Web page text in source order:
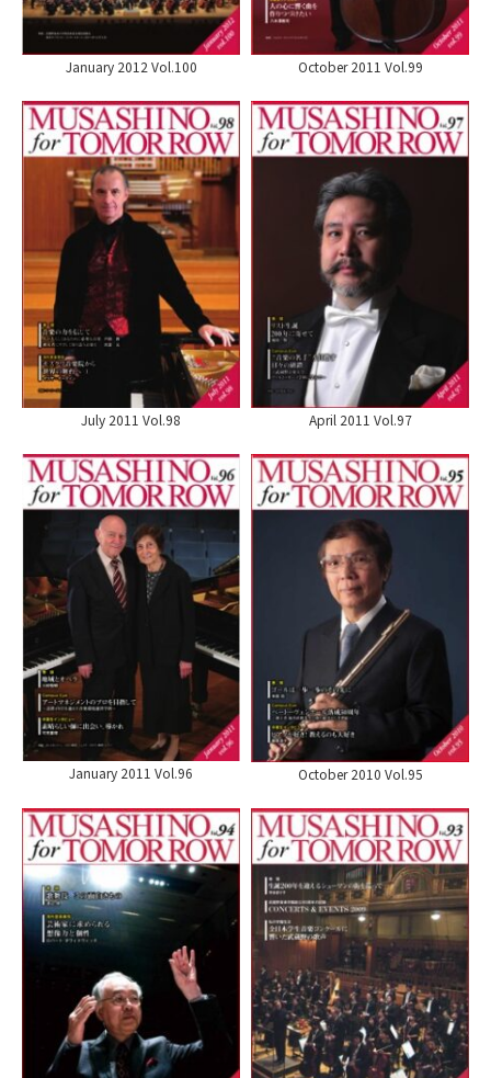
January 2012 Vol.100 October 2011 Vol.99
July 2011 Vol.98 April 2011 Vol.97
January 2011 Vol.96 October 2010 Vol.95